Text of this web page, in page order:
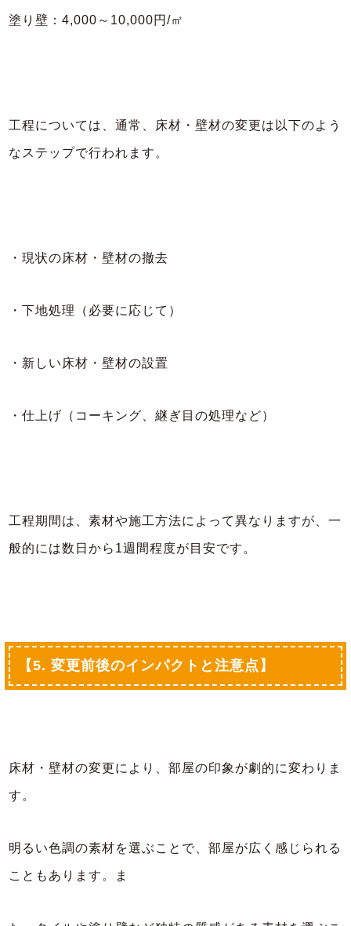
塗り壁：4,000～10,000円/㎡
工程については、通常、床材・壁材の変更は以下のよう
なステップで行われます。
・現状の床材・壁材の撤去
・下地処理（必要に応じて）
・新しい床材・壁材の設置
・仕上げ（コーキング、継ぎ目の処理など）
工程期間は、素材や施工方法によって異なりますが、一
般的には数日から1週間程度が目安です。
【5. 変更前後のインパクトと注意点】
床材・壁材の変更により、部屋の印象が劇的に変わりま
す。
明るい色調の素材を選ぶことで、部屋が広く感じられる
こともあります。ま